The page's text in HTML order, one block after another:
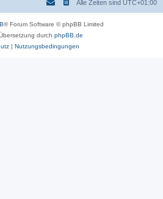
Alle Zeiten sind UTC+01:00
® Forum Software © phpBB Limited
durch phpBB.de
| Nutzungsbedingungen